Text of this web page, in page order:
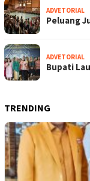
ADVETORIAL
Peluang
ADVETORIAL
Bupati
TRENDING